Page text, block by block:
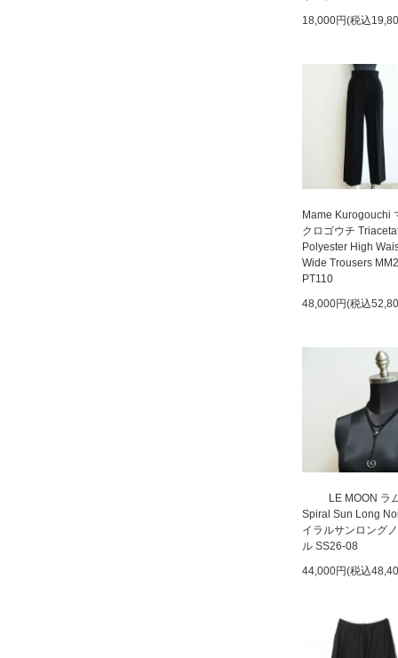
18,000円(税込
Mame Kurogouchi
クロゴウチ
Polyester High
Wide Trousers
PT110
48,000円(税込
LE MOON ラ
Spiral Sun Long
イラルサンロング
ル SS26-08
44,000円(税込